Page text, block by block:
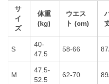
サ
イ
ズ
体重
(kg)
ウエス
ト (cm)
S
40-
47.5
58-66
M
47.5-
52.5
62-70